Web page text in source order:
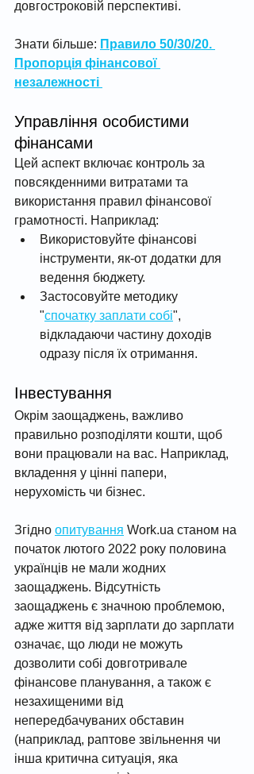
довгостроковій перспективі.
Знати більше: Правило 50/30/20.
Пропорція фінансової
незалежності
Управління особистими
фінансами
Цей аспект включає контроль за
повсякденними витратами та
використання правил фінансової
грамотності. Наприклад:
Використовуйте фінансові
інструменти, як-от додатки для
ведення бюджету.
Застосовуйте методику
"спочатку заплати собі",
відкладаючи частину доходів
одразу після їх отримання.
Інвестування
Окрім заощаджень, важливо
правильно розподіляти кошти, щоб
вони працювали на вас. Наприклад,
вкладення у цінні папери,
нерухомість чи бізнес.
Згідно опитування Work.ua станом на
початок лютого 2022 року половина
українців не мали жодних
заощаджень. Відсутність
заощаджень є значною проблемою,
адже життя від зарплати до зарплати
означає, що люди не можуть
дозволити собі довготривале
фінансове планування, а також є
незахищеними від
непередбачуваних обставин
(наприклад, раптове звільнення чи
інша критична ситуація, яка